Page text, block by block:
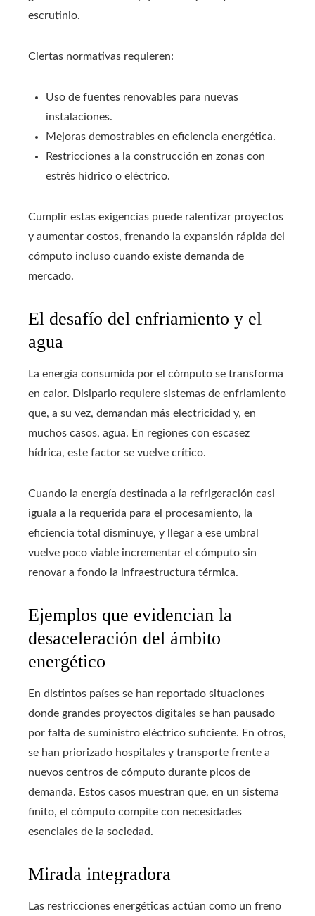
escrutinio.
Ciertas normativas requieren:
Uso de fuentes renovables para nuevas
instalaciones.
Mejoras demostrables en eficiencia energética.
Restricciones a la construcción en zonas con
estrés hídrico o eléctrico.
Cumplir estas exigencias puede ralentizar proyectos
y aumentar costos, frenando la expansión rápida del
cómputo incluso cuando existe demanda de
mercado.
El desafío del enfriamiento y el
agua
La energía consumida por el cómputo se transforma
en calor. Disiparlo requiere sistemas de enfriamiento
que, a su vez, demandan más electricidad y, en
muchos casos, agua. En regiones con escasez
hídrica, este factor se vuelve crítico.
Cuando la energía destinada a la refrigeración casi
iguala a la requerida para el procesamiento, la
eficiencia total disminuye, y llegar a ese umbral
vuelve poco viable incrementar el cómputo sin
renovar a fondo la infraestructura térmica.
Ejemplos que evidencian la
desaceleración del ámbito
energético
En distintos países se han reportado situaciones
donde grandes proyectos digitales se han pausado
por falta de suministro eléctrico suficiente. En otros,
se han priorizado hospitales y transporte frente a
nuevos centros de cómputo durante picos de
demanda. Estos casos muestran que, en un sistema
finito, el cómputo compite con necesidades
esenciales de la sociedad.
Mirada integradora
Las restricciones energéticas actúan como un freno